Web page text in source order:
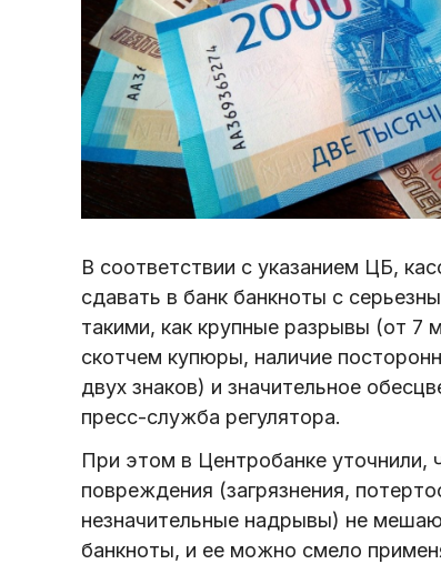
В соответствии с указанием ЦБ,
сдавать в банк банкноты с
такими, как крупные разрывы (от 7
скотчем купюры, наличие
двух знаков) и значительное
пресс-служба регулятора.
При этом в Центробанке уточнили,
повреждения (загрязнения,
незначительные надрывы) не
банкноты, и ее можно смело